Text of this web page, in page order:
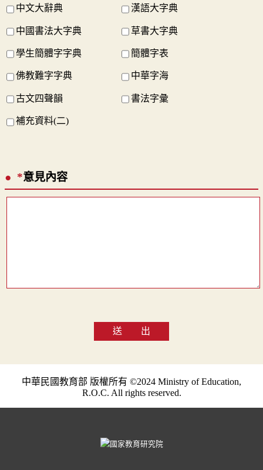
中文大辭典 漢語大字典
中國書法大字典 草書大字典
學生簡體字字典 簡體字表
佛教難字字典 中華字海
古文四聲韻 書法字彙
補充資料(二)
*意見內容
送 出
中華民國教育部 版權所有 ©2024 Ministry of Education,
R.O.C. All rights reserved.